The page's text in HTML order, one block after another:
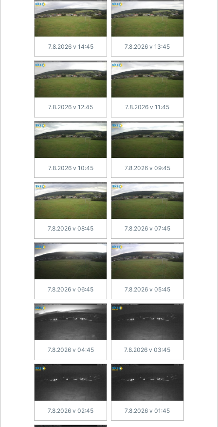
7.8.2026 v 14:45 7.8.2026 v 13:45
7.8.2026 v 12:45 7.8.2026 v 11:45
7.8.2026 v 10:45 7.8.2026 v 09:45
7.8.2026 v 08:45 7.8.2026 v 07:45
7.8.2026 v 06:45 7.8.2026 v 05:45
7.8.2026 v 04:45 7.8.2026 v 03:45
7.8.2026 v 02:45 7.8.2026 v 01:45